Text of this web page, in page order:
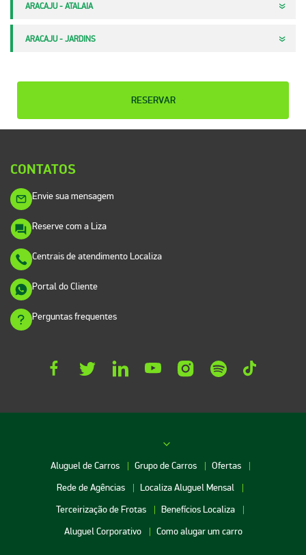
ARACAJU - ATALAIA
ARACAJU - JARDINS
RESERVAR
CONTATOS
Envie sua mensagem
Reserve com a Liza
Centrais de atendimento Localiza
Portal do Cliente
Perguntas frequentes
Aluguel de Carros Grupo de Carros
Ofertas
Rede de Agências
Localiza Aluguel Mensal
Terceirização de Frotas
Benefícios Localiza
Aluguel Corporativo
Como alugar um carro